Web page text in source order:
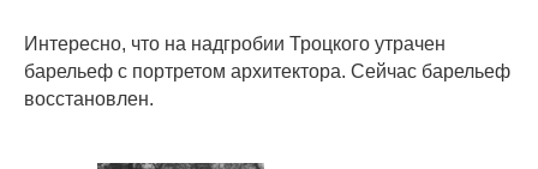
Интересно, что на надгробии Троцкого утрачен
барельеф с портретом архитектора. Сейчас барельеф
восстановлен.